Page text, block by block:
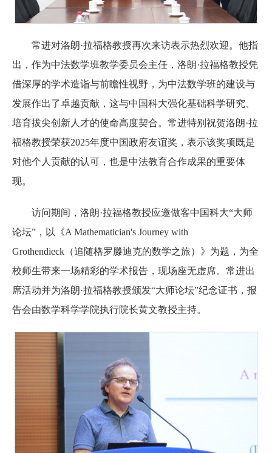
常进对洛朗·拉福格教授再次来访表示热烈欢迎。他指
出，作为中法数学班教学委员会主任，洛朗·拉福格教授凭
借深厚的学术造诣与前瞻性视野，为中法数学班的建设与
发展作出了卓越贡献，这与中国科大强化基础科学研究、
培育拔尖创新人才的使命高度契合。常进特别祝贺洛朗·拉
福格教授荣获2025年度中国政府友谊奖，表示该奖项既是
对他个人贡献的认可，也是中法教育合作成果的重要体
现。
访问期间，洛朗·拉福格教授应邀做客中国科大“大师
论坛”，以《A Mathematician's Journey with
Grothendieck（追随格罗滕迪克的数学之旅）》为题，为全
校师生带来一场精彩的学术报告，现场座无虚席。常进出
席活动并为洛朗·拉福格教授颁发“大师论坛”纪念证书，报
告会由数学科学学院执行院长黄文教授主持。